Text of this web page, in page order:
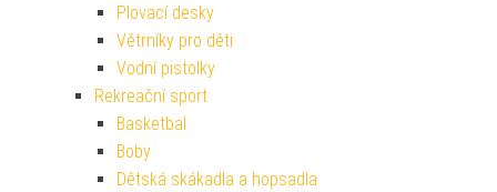
Plovací desky
Větrníky pro děti
Vodní pistolky
Rekreační sport
Basketbal
Boby
Dětská skákadla a hopsadla